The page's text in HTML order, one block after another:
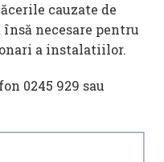
cauzate de
necesare pentru
a instalatiilor.
0245 929 sau